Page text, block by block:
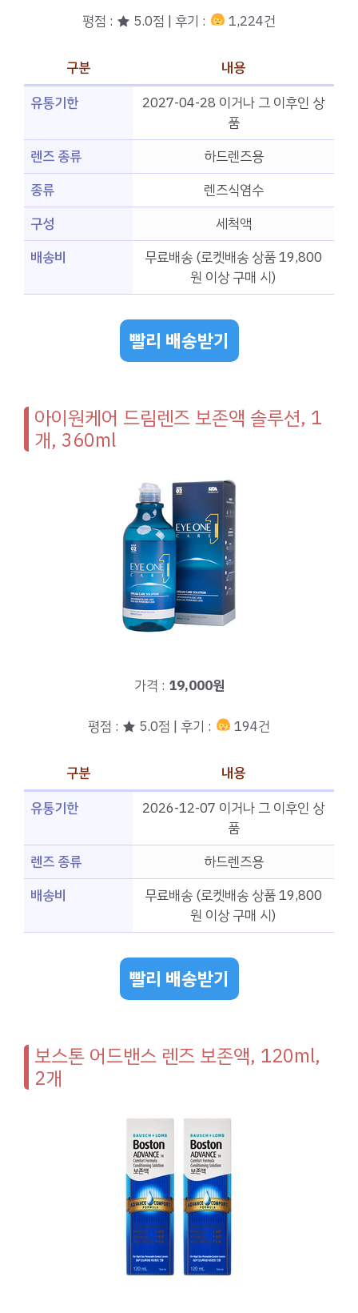
평점 : ★ 5.0점 | 후기 : 1,224건
구분
내용
유통기한
2027-04-28 이거나 그 이후인 상
품
렌즈 종류
하드렌즈용
종류
렌즈식염수
구성
세척액
배송비
무료배송 (로켓배송 상품 19,800
원 이상 구매 시)
빨리 배송받기
아이원케어 드림렌즈 보존액 솔루션, 1
개, 360ml
가격 : 19,000원
평점 : ★ 5.0점 | 후기 : 194건
구분
내용
유통기한
2026-12-07 이거나 그 이후인 상
품
렌즈 종류
하드렌즈용
배송비
무료배송 (로켓배송 상품 19,800
원 이상 구매 시)
빨리 배송받기
보스톤 어드밴스 렌즈 보존액, 120ml,
2개